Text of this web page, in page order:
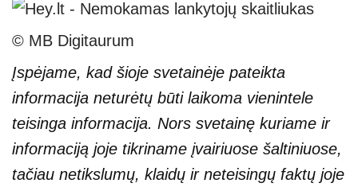
© MB Digitaurum
Įspėjame, kad šioje svetainėje pateikta
informacija neturėtų būti laikoma vienintele
teisinga informacija. Nors svetainę kuriame ir
informaciją joje tikriname įvairiuose šaltiniuose,
tačiau netikslumų, klaidų ir neteisingų faktų joje